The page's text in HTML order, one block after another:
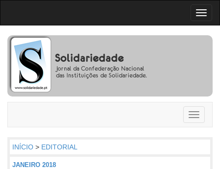
Toggle
INÍCIO > EDITORIAL
JANEIRO 2018